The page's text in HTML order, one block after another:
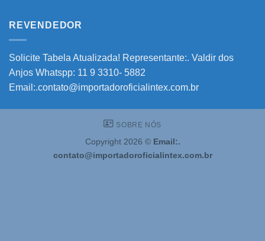
2026
REVENDEDOR
Solicite Tabela Atualizada! Representante:. Valdir dos
Anjos Whatspp: 11 9 3310- 5882
Email:.contato@importadoroficialintex.com.br
SOBRE NÓS
Copyright 2026 © Email:.
contato@importadoroficialintex.com.br